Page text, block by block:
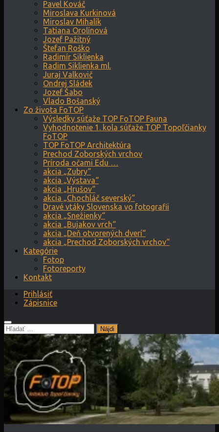
Pavel Kováč
Miroslava Kurkinová
Miroslav Mihalík
Tatiana Orolínová
Jozef Pažitný
Štefan Roško
Radimír Siklienka
Radim Siklienka ml.
Juraj Valkovič
Ondrej Sládek
Jozef Šabo
Vlado Bošanský
Zo života FoTOP
Výsledky súťaže TOP FoTOP Fauna
Vyhodnotenie 1. kola súťaže TOP Topoľčianky
FoTOP
TOP FoTOP Architektúra
Prechod Zoborských vrchov
Príroda očami Edu …
akcia „Zubry“
akcia „Výstava“
akcia „Hrušov“
akcia „Chochláč severský“
Dravé vtáky Slovenska vo fotografii
akcia „Snežienky“
akcia „Bujakov vrch“
akcia „Deň otvorených dverí“
akcia „Prechod Zoborských vrchov“
Kategórie
Fotop
Fotoreporty
Kontakt
Prihlásiť
Zápisnice
Hľadať: